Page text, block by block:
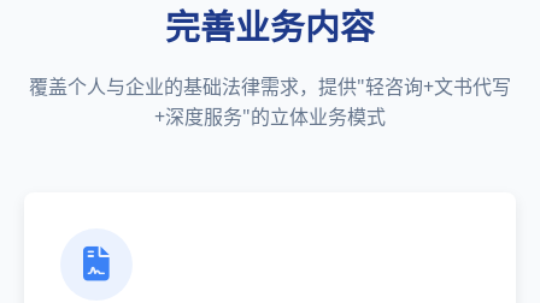
完善业务内容
覆盖个人与企业的基础法律需求，提供"轻咨询+文书代写
+深度服务"的立体业务模式